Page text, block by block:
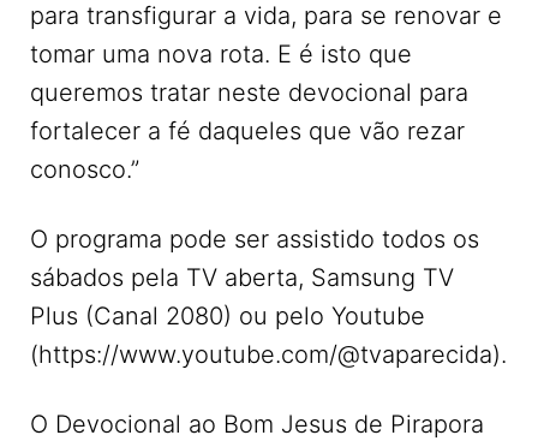
para transfigurar a vida, para se renovar e
tomar uma nova rota. E é isto que
queremos tratar neste devocional para
fortalecer a fé daqueles que vão rezar
conosco.”
O programa pode ser assistido todos os
sábados pela TV aberta, Samsung TV
Plus (Canal 2080) ou pelo Youtube
(https://www.youtube.com/@tvaparecida).
O Devocional ao Bom Jesus de Pirapora